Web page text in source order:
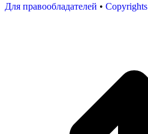
Для правообладателей • Copyrights